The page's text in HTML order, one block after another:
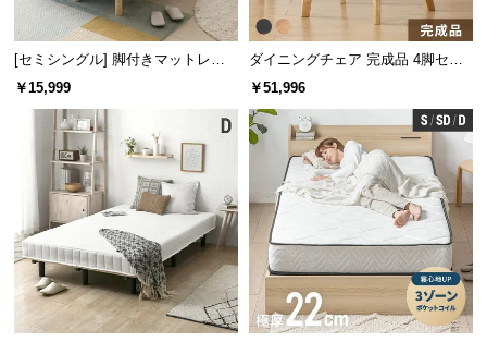
[セミシングル] 脚付きマットレス
脚長25cm ボンネルコイル
￥15,999
ダイニングチェア 完成品 4脚セッ
ト
￥51,996